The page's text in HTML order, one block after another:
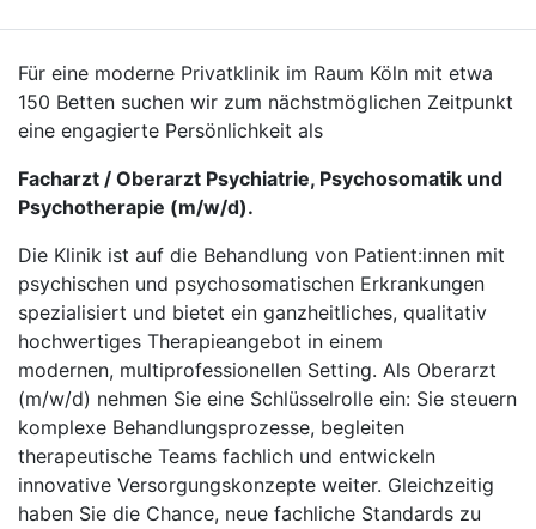
Für eine moderne Privatklinik im Raum Köln mit etwa
150 Betten suchen wir zum nächstmöglichen Zeitpunkt
eine engagierte Persönlichkeit als
Facharzt / Oberarzt Psychiatrie, Psychosomatik und
Psychotherapie (m/w/d).
Die Klinik ist auf die Behandlung von Patient:innen mit
psychischen und psychosomatischen Erkrankungen
spezialisiert und bietet ein ganzheitliches, qualitativ
hochwertiges Therapieangebot in einem
modernen, multiprofessionellen Setting. Als Oberarzt
(m/w/d) nehmen Sie eine Schlüsselrolle ein: Sie steuern
komplexe Behandlungsprozesse, begleiten
therapeutische Teams fachlich und entwickeln
innovative Versorgungskonzepte weiter. Gleichzeitig
haben Sie die Chance, neue fachliche Standards zu